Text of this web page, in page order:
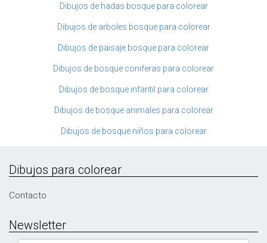
Dibujos de hadas bosque para colorear
Dibujos de arboles bosque para colorear
Dibujos de paisaje bosque para colorear
Dibujos de bosque coniferas para colorear
Dibujos de bosque infantil para colorear
Dibujos de bosque animales para colorear
Dibujos de bosque niños para colorear
Dibujos para colorear
Contacto
Newsletter